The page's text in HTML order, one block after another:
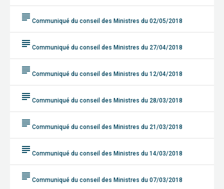
subject Communiqué du conseil des Ministres du 02/05/2018
subject Communiqué du conseil des Ministres du 27/04/2018
subject Communiqué du conseil des Ministres du 12/04/2018
subject Communiqué du conseil des Ministres du 28/03/2018
subject Communiqué du conseil des Ministres du 21/03/2018
subject Communiqué du conseil des Ministres du 14/03/2018
subject Communiqué du conseil des Ministres du 07/03/2018